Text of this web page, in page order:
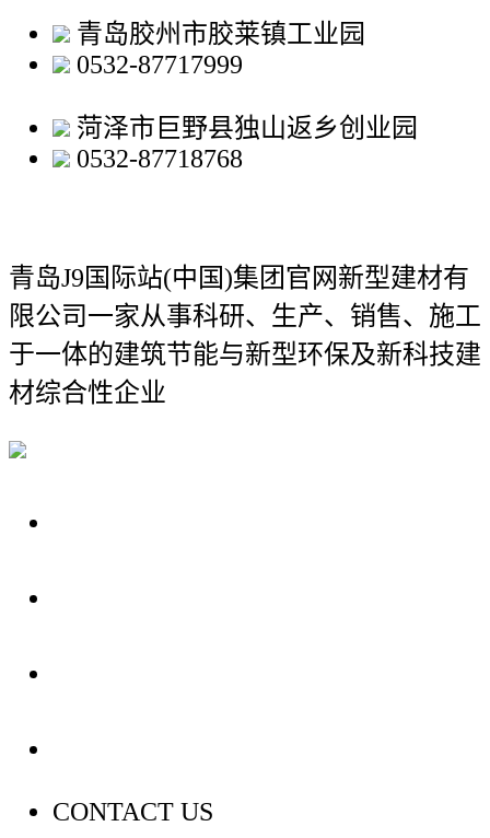
青岛胶州市胶莱镇工业园
0532-87717999
菏泽市巨野县独山返乡创业园
0532-87718768
青岛J9国际站(中国)集团官网新型建材有
限公司一家从事科研、生产、销售、施工
于一体的建筑节能与新型环保及新科技建
材综合性企业
CONTACT US